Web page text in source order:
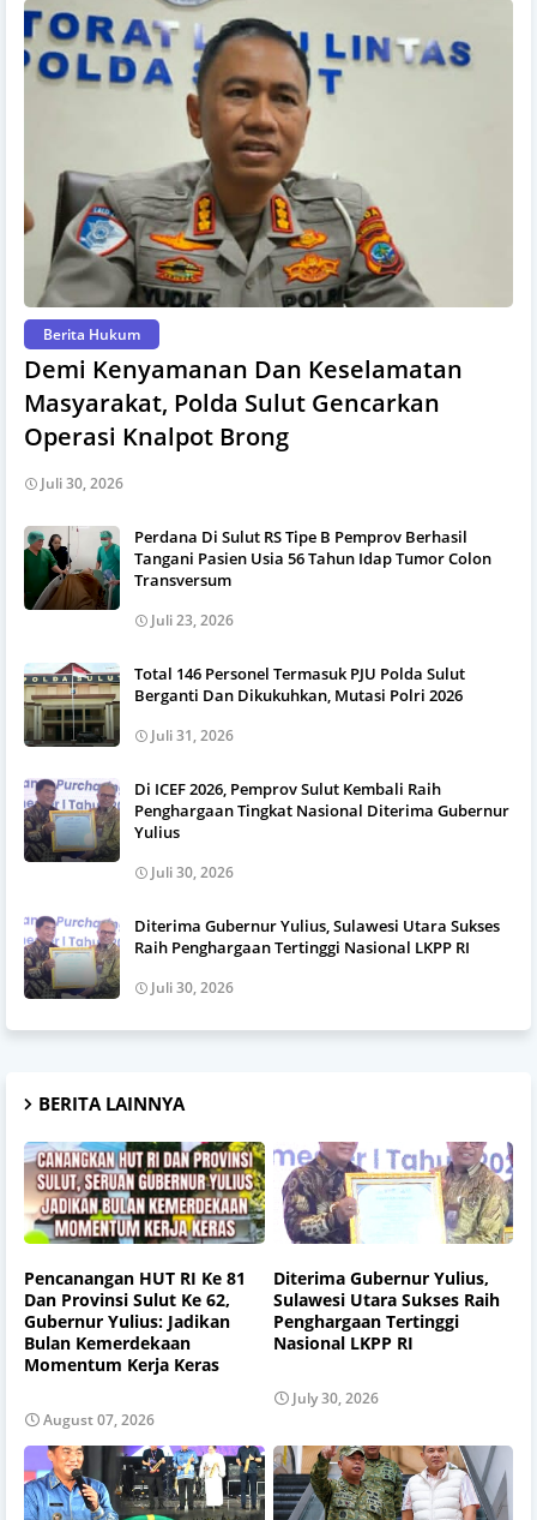
Berita Hukum
Demi Kenyamanan Dan Keselamatan
Masyarakat, Polda Sulut Gencarkan
Operasi Knalpot Brong
Juli 30, 2026
Perdana Di Sulut RS Tipe B Pemprov Berhasil
Tangani Pasien Usia 56 Tahun Idap Tumor Colon
Transversum
Juli 23, 2026
Total 146 Personel Termasuk PJU Polda Sulut
Berganti Dan Dikukuhkan, Mutasi Polri 2026
Juli 31, 2026
Di ICEF 2026, Pemprov Sulut Kembali Raih
Penghargaan Tingkat Nasional Diterima Gubernur
Yulius
Juli 30, 2026
Diterima Gubernur Yulius, Sulawesi Utara Sukses
Raih Penghargaan Tertinggi Nasional LKPP RI
Juli 30, 2026
BERITA LAINNYA
Pencanangan HUT RI Ke 81
Dan Provinsi Sulut Ke 62,
Gubernur Yulius: Jadikan
Bulan Kemerdekaan
Momentum Kerja Keras
August 07, 2026
Diterima Gubernur Yulius,
Sulawesi Utara Sukses Raih
Penghargaan Tertinggi
Nasional LKPP RI
July 30, 2026